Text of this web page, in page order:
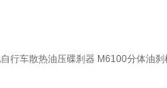
行车散热油压碟刹器 M6100分体油刹